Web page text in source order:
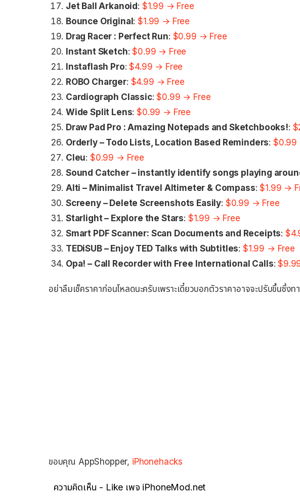
Jet Ball Arkanoid: $1.99 → Free
Bounce Original:$1.99 → Free
Drag Racer : Perfect Run: $0.99 → Free
Instant Sketch:$0.99 → Free
Instaflash Pro:$4.99 → Free
ROBO Charger: $4.99 → Free
Cardiograph Classic:$0.99 → Free
Wide Split Lens:$0.99 → Free
Draw Pad Pro : Amazing Notepads and Sketchbooks!:
Orderly – Todo Lists, Location Based Reminders: $0.99
Cleu: $0.99 → Free
Sound Catcher – instantly identify songs playing
Alti – Minimalist Travel Altimeter & Compass:$1.99 →
Screeny – Delete Screenshots Easily: $0.99 → Free
Starlight – Explore the Stars: $1.99 → Free
Smart PDF Scanner: Scan Documents and Receipts:
TEDiSUB – Enjoy TED Talks with Subtitles: $1.99 → Free
Opa! – Call Recorder with Free International Calls:
อย่าลืมเช็คราคาก่อนโหลดนะครับเพราะเดี๋ยวบอกตัวราคาอาจจะปรับขึ้นซึ่งทา
ขอบคุณ AppShopper, iPhonehacks
ความคิดเห็น - Like เพจ iPhoneMod.net